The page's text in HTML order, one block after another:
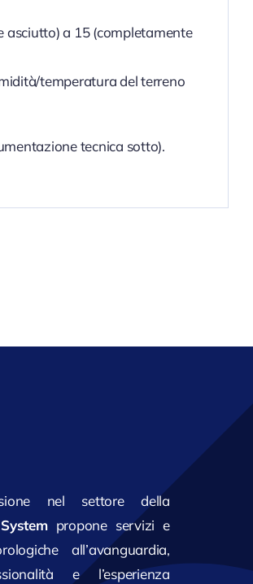
asciutto) a 15 (completamente
temperatura del terreno
tecnica sotto).
nel settore della
propone servizi e
all’avanguardia,
e l’esperienza